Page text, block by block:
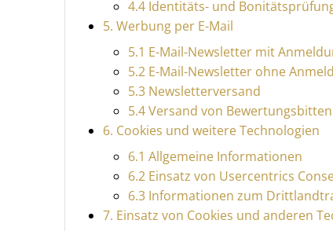
4.4 Identitäts- und
5. Werbung per E-Mail
5.1 E-Mail-Newsletter mit
5.2 E-Mail-Newsletter ohne
5.3 Newsletterversand
5.4 Versand von
6. Cookies und weitere Technologien
6.1 Allgemeine Informationen
6.2 Einsatz von Usercentrics
6.3 Informationen zum
7. Einsatz von Cookies und anderen